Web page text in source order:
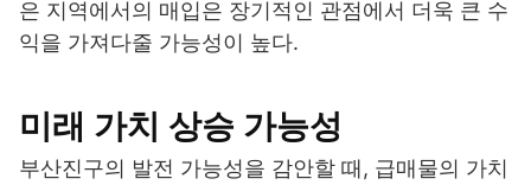
은 지역에서의 매입은 장기적인 관점에서 더욱 큰 수
익을 가져다줄 가능성이 높다.
미래 가치 상승 가능성
부산진구의 발전 가능성을 감안할 때, 급매물의 가치